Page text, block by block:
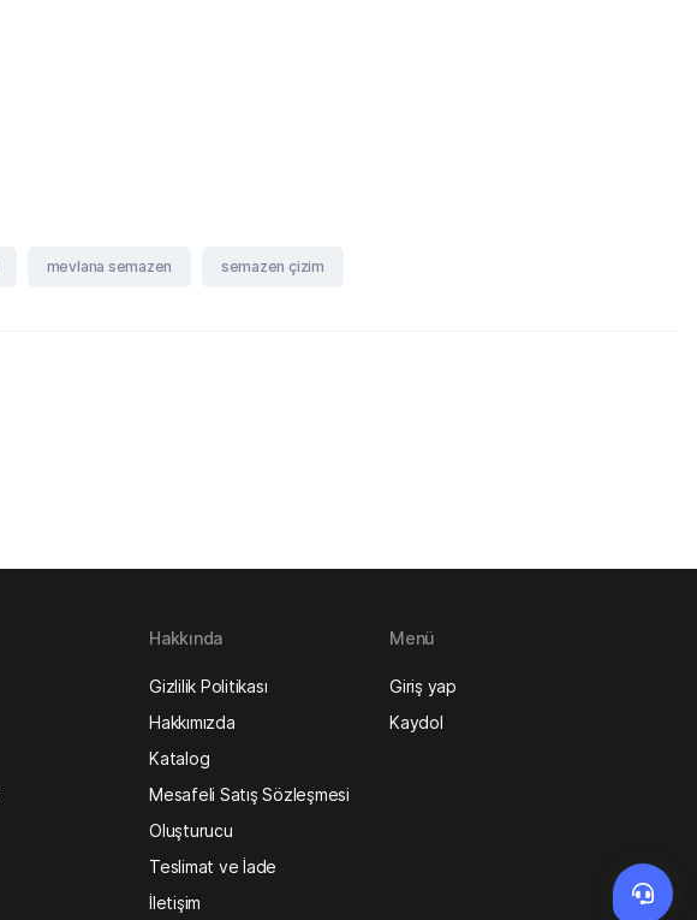
mevlana semazen semazen çizim
Hakkında
Gizlilik Politikası
Hakkımızda
Katalog
Mesafeli Satış Sözleşmesi
Oluşturucu
Teslimat ve İade
İletişim
Menü
Giriş yap
Kaydol